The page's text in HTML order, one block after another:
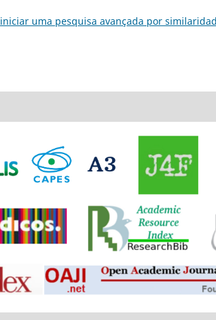
iniciar uma pesquisa avançada por